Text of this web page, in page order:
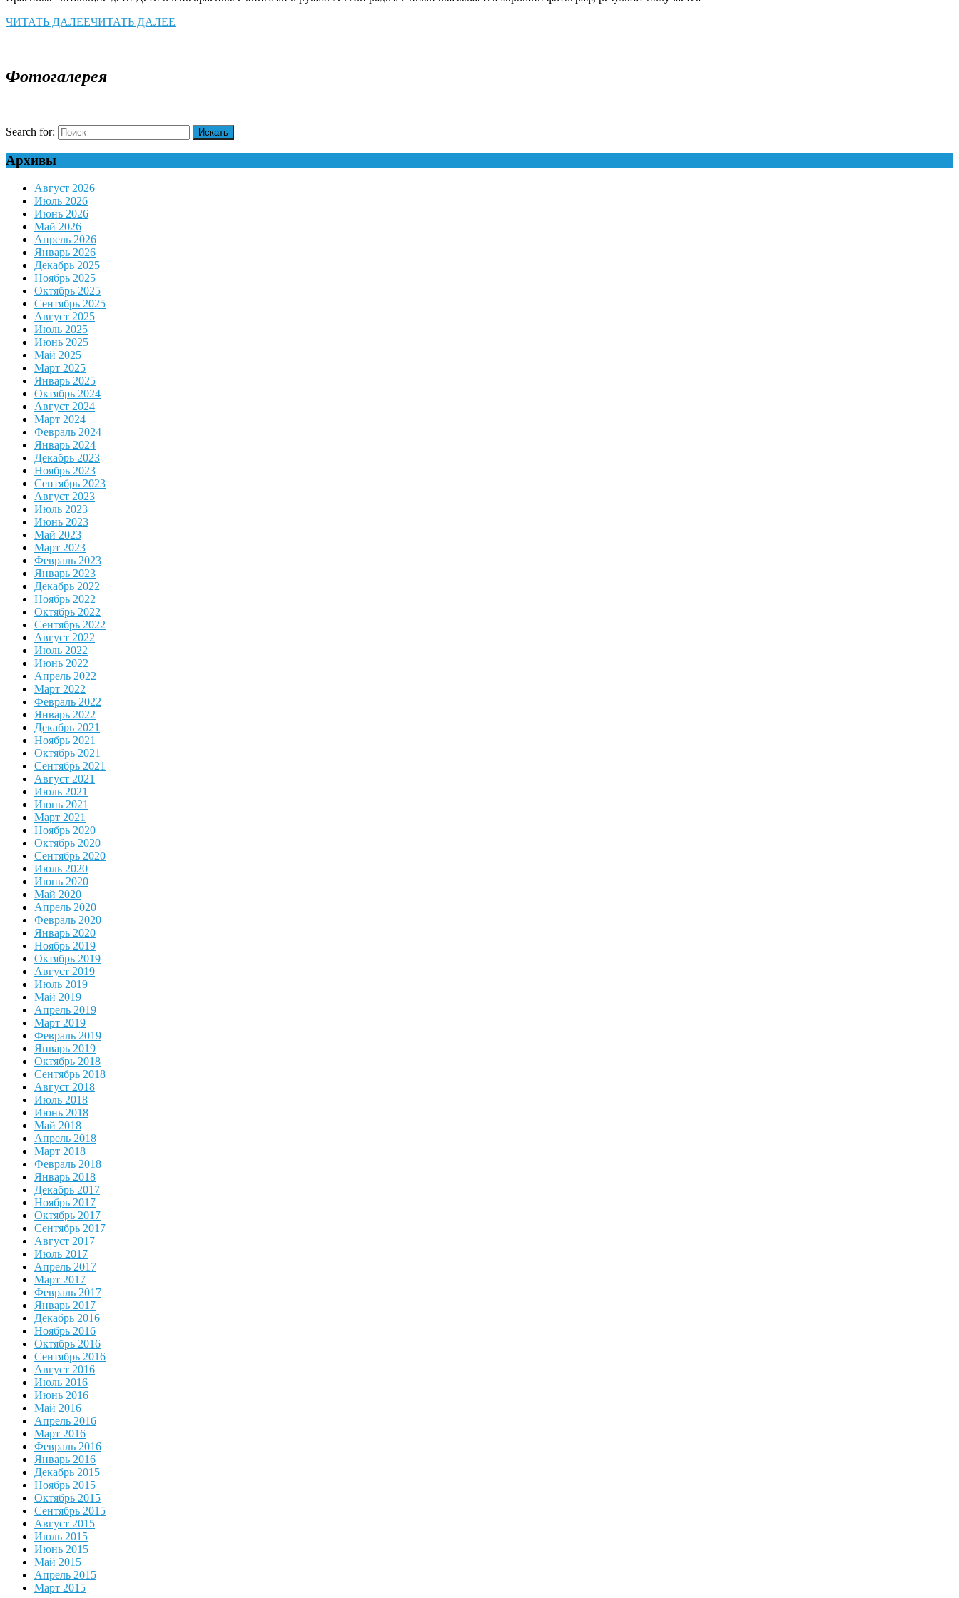
ЧИТАТЬ ДАЛЕЕЧИТАТЬ ДАЛЕЕ
Фотогалерея
Search for:
Архивы
Август 2026
Июль 2026
Июнь 2026
Май 2026
Апрель 2026
Январь 2026
Декабрь 2025
Ноябрь 2025
Октябрь 2025
Сентябрь 2025
Август 2025
Июль 2025
Июнь 2025
Май 2025
Март 2025
Январь 2025
Октябрь 2024
Август 2024
Март 2024
Февраль 2024
Январь 2024
Декабрь 2023
Ноябрь 2023
Сентябрь 2023
Август 2023
Июль 2023
Июнь 2023
Май 2023
Март 2023
Февраль 2023
Январь 2023
Декабрь 2022
Ноябрь 2022
Октябрь 2022
Сентябрь 2022
Август 2022
Июль 2022
Июнь 2022
Апрель 2022
Март 2022
Февраль 2022
Январь 2022
Декабрь 2021
Ноябрь 2021
Октябрь 2021
Сентябрь 2021
Август 2021
Июль 2021
Июнь 2021
Март 2021
Ноябрь 2020
Октябрь 2020
Сентябрь 2020
Июль 2020
Июнь 2020
Май 2020
Апрель 2020
Февраль 2020
Январь 2020
Ноябрь 2019
Октябрь 2019
Август 2019
Июль 2019
Май 2019
Апрель 2019
Март 2019
Февраль 2019
Январь 2019
Октябрь 2018
Сентябрь 2018
Август 2018
Июль 2018
Июнь 2018
Май 2018
Апрель 2018
Март 2018
Февраль 2018
Январь 2018
Декабрь 2017
Ноябрь 2017
Октябрь 2017
Сентябрь 2017
Август 2017
Июль 2017
Апрель 2017
Март 2017
Февраль 2017
Январь 2017
Декабрь 2016
Ноябрь 2016
Октябрь 2016
Сентябрь 2016
Август 2016
Июль 2016
Июнь 2016
Май 2016
Апрель 2016
Март 2016
Февраль 2016
Январь 2016
Декабрь 2015
Ноябрь 2015
Октябрь 2015
Сентябрь 2015
Август 2015
Июль 2015
Июнь 2015
Май 2015
Апрель 2015
Март 2015